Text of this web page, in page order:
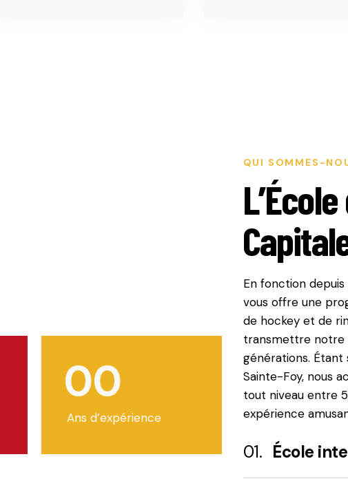
00
Ans d’expérience
QUI SOMMES-
En fonction depuis
vous offre une
de hockey et de
transmettre notre
générations. Étant
Sainte-Foy, nous
tout niveau entre
expérience
01. École